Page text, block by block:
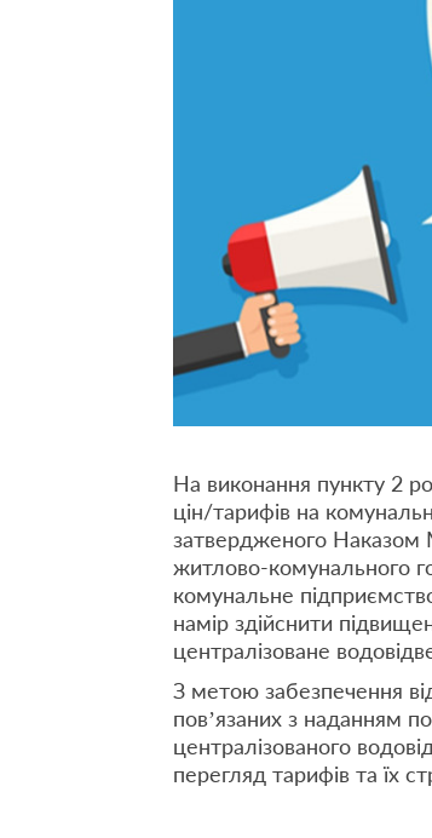
На виконання пункту 2
цін/тарифів на
затвердженого Наказом
житлово-комунального
комунальне
намір здійснити
централізоване
З метою забезпечення
пов’язаних з наданням
централізованого
перегляд тарифів та їх